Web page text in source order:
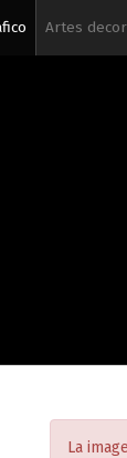
Artes
La